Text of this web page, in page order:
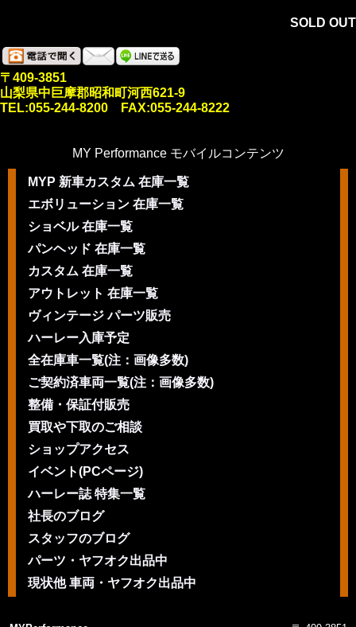
SOLD OUT
〒409-3851
山梨県中巨摩郡昭和町河西621-9
TEL:055-244-8200 FAX:055-244-8222
MY Performance モバイルコンテンツ
MYP 新車カスタム 在庫一覧
エボリューション 在庫一覧
ショベル 在庫一覧
パンヘッド 在庫一覧
カスタム 在庫一覧
アウトレット 在庫一覧
ヴィンテージ パーツ販売
ハーレー入庫予定
全在庫車一覧(注：画像多数)
ご契約済車両一覧(注：画像多数)
整備・保証付販売
買取や下取のご相談
ショップアクセス
イベント(PCページ)
ハーレー誌 特集一覧
社長のブログ
スタッフのブログ
パーツ・ヤフオク出品中
現状他 車両・ヤフオク出品中